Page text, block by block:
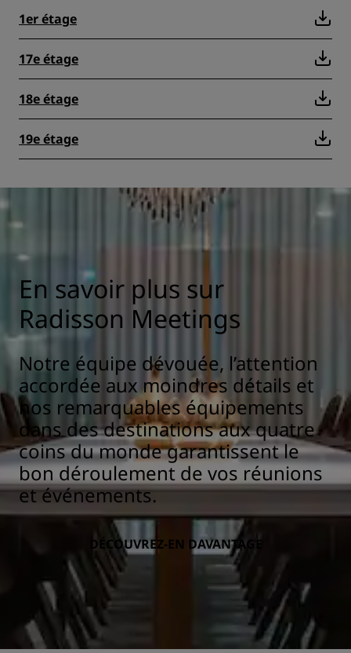
1er étage
17e étage
18e étage
19e étage
En savoir plus sur
Radisson Meetings
Notre équipe dévouée, l’attention
accordée aux moindres détails et
nos remarquables équipements
dans des destinations aux quatre
coins du monde garantissent le
bon déroulement de vos réunions
et événements.
DÉCOUVREZ-EN DAVANTAGE